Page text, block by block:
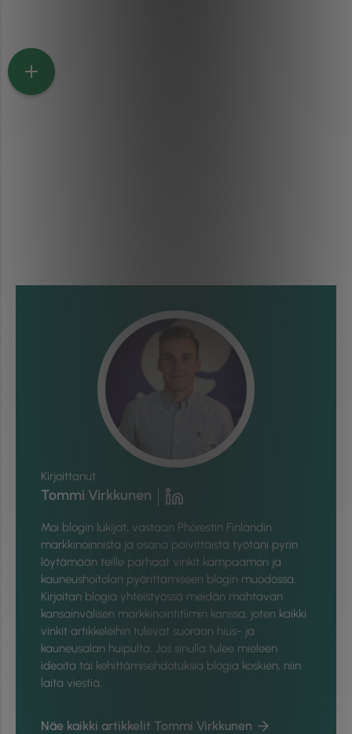
Kirjoittanut
Tommi Virkkunen
Moi blogin lukijat, vastaan Phorestin Finlandin
markkinoinnista ja osana päivittäistä työtäni pyrin
löytämään teille parhaat vinkit kampaamon ja
kauneushoitolan pyörittämiseen blogin muodossa.
Kirjoitan blogia yhteistyössä meidän mahtavan
kansainvälisen markkinointitiimin kanssa, joten kaikki
vinkit artikkeleihin tulevat suoraan hius- ja
kauneusalan huipulta. Jos sinulla tulee mieleen
ideoita tai kehittämisehdotuksia blogia koskien, niin
laita viestiä.
Näe kaikki artikkelit Tommi Virkkunen